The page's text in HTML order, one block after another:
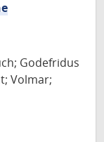
Godefridus
Volmar;